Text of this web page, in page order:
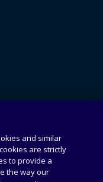
使用者授權合約
and similar
are strictly
to provide a
the way our